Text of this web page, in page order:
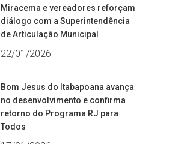
Miracema e vereadores reforçam
diálogo com a Superintendência
de Articulação Municipal
22/01/2026
Bom Jesus do Itabapoana avança
no desenvolvimento e confirma
retorno do Programa RJ para
Todos